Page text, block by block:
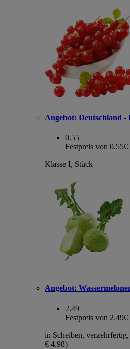
Angebot: Deutschland -
0.55
Festpreis von 0.55€
Klasse I, Stück
Angebot:
2.49
Festpreis von 2.49€
in Scheiben,
€ 4.98)